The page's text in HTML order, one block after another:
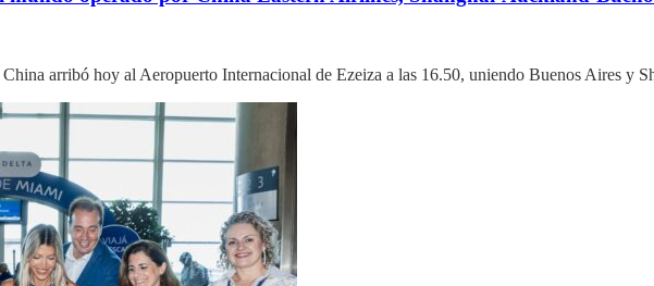
arribó hoy al Aeropuerto Internacional de Ezeiza a las 16.50, uniendo Buenos Aires y